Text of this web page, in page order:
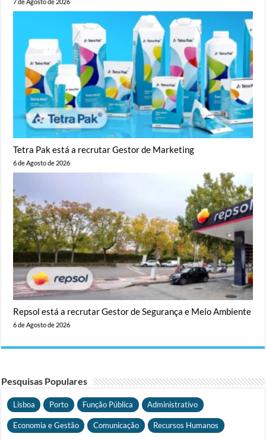
Tetra Pak está a recrutar Gestor de Marketing
6 de Agosto de 2026
Repsol está a recrutar Gestor de Segurança e Meio Ambiente
6 de Agosto de 2026
Pesquisas Populares
Lisboa Porto Função Pública Administrativo
Economia e Gestão Comunicação Recursos Humanos